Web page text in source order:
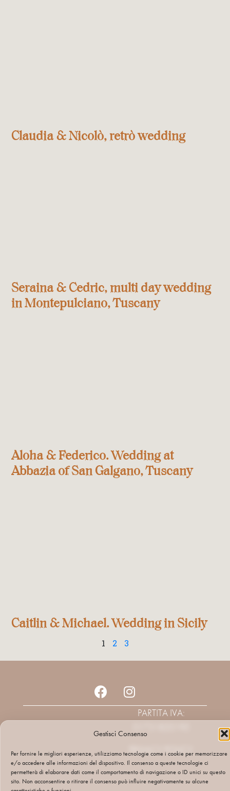
Gestisci Consenso
Per fornire le migliori esperienze, utilizziamo tecnologie come i cookie per memorizzare
e/o accedere alle informazioni del dispositivo. Il consenso a queste tecnologie ci
permetterà di elaborare dati come il comportamento di navigazione o ID unici su questo
sito. Non acconsentire o ritirare il consenso può influire negativamente su alcune
Claudia & Nicolò, retrò wedding
Seraina & Cedric, multi day wedding
in Montepulciano, Tuscany
Aloha & Federico. Wedding at
Abbazia of San Galgano, Tuscany
Caitlin & Michael. Wedding in Sicily
1 2 3
PARTITA IVA:
PRIVACY POLICY